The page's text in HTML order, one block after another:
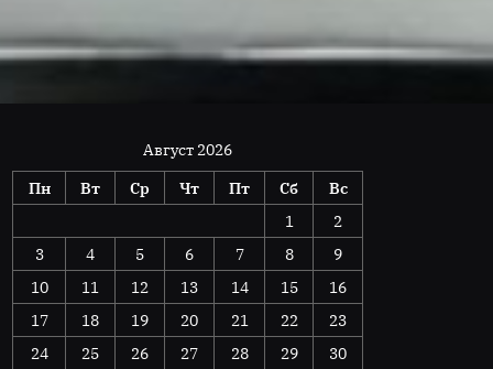
Август 2026
Пн
Вт Ср Чт Пт Сб
Вс
1
2
3
4 5 6 7 8
9
10
11 12 13 14 15
16
17
18 19 20 21 22
23
24
25 26 27 28 29 30